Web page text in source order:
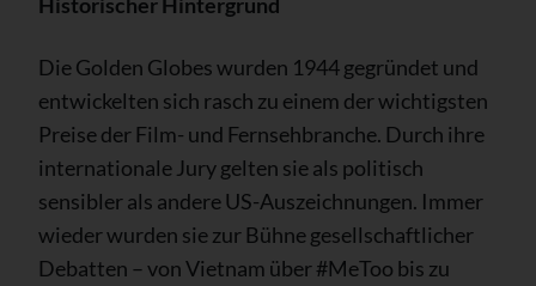
Die Golden Globes wurden 1944 gegründet und
entwickelten sich rasch zu einem der wichtigsten
Preise der Film- und Fernsehbranche. Durch ihre
internationale Jury gelten sie als politisch
sensibler als andere US-Auszeichnungen. Immer
wieder wurden sie zur Bühne gesellschaftlicher
Debatten – von Vietnam über #MeToo bis zu